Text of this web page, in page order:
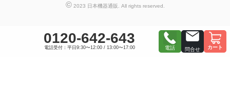
0120-642-643
電話受付：平日9:30〜12:00 / 13:00〜17:00 電話 問合せ カート
©2023 日本機器通販. All rights reserved.